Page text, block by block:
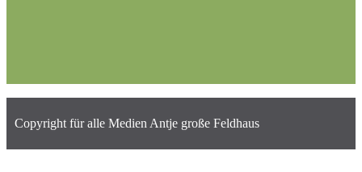
Copyright für alle Medien Antje große Feldhaus